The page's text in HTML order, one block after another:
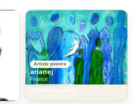
Artiste peintre
arianej
France